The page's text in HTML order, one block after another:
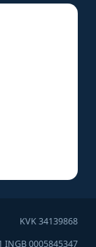
KVK 34139868
INGB 0005845347